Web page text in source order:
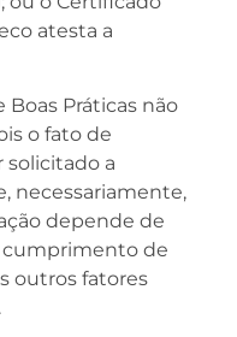
atesta a
Práticas não
o fato de
a
necessariamente,
depende de
cumprimento de
outros fatores